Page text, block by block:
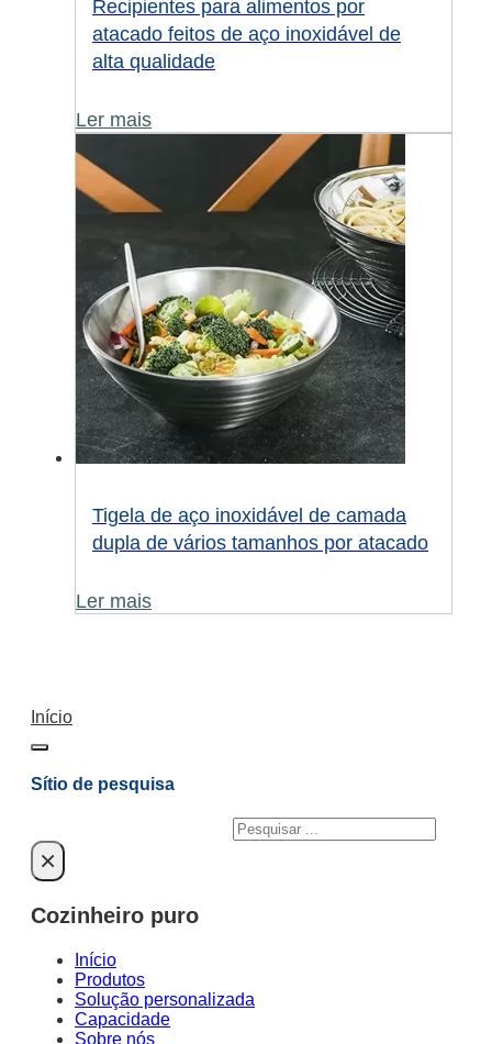
Recipientes para alimentos por
atacado feitos de aço inoxidável de
alta qualidade
Ler mais
Tigela de aço inoxidável de camada
dupla de vários tamanhos por atacado
Ler mais
Início
Sítio de pesquisa
Pesquisar
×
Cozinheiro puro
Início
Produtos
Solução personalizada
Capacidade
Sobre nós